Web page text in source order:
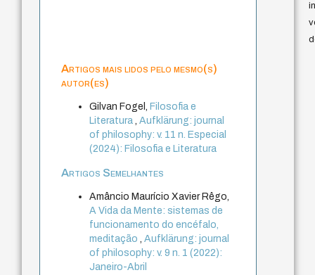
Artigos mais lidos pelo mesmo(s)
autor(es)
Gilvan Fogel, Filosofia e
Literatura,Aufklärung: journal
of philosophy: v. 11 n. Especial
(2024): Filosofia e Literatura
Artigos Semelhantes
Amâncio Maurício Xavier Rêgo,
A Vida da Mente: sistemas de
funcionamento do encéfalo,
meditação,Aufklärung: journal
of philosophy: v. 9 n. 1 (2022):
Janeiro-Abril